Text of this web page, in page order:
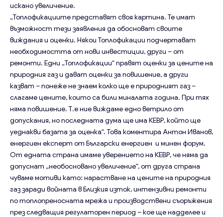
искано увеличение.
„Топлофикациите представят своя картина. Те имат
възможност тези заявления да обосноват своите
виждания и оценки. Някои Топлофикации подчертават
необходимостта от нови инвестиции, други – от
ремонти. Едни „Топлофикации“ правят оценки за цените на
природния газ и дават оценки за повишение, а други
казват – понеже не знаем колко ще е природният газ –
слагаме цените, които са били миналата година. При тях
няма повишение. Т.е ние виждаме едно ветрило от
допускания, но последната дума ще има КЕВР, който ще
уеднакви базата за оценка“. Това коментира Антон Иванов,
енергиен експерт от Български енергиен и минен форум.
От едната страна имаме уверението на КЕВР, че няма да
допуснат „необосновано увеличение“, от друга страна
чуваме мотиви като: нарастване на цените на природния
газ заради войната в Близкия изток, интензивни ремонти
по топлопреносната мрежа и производствени съоръжения
през следващия регулаторен период – кое ще надделее и